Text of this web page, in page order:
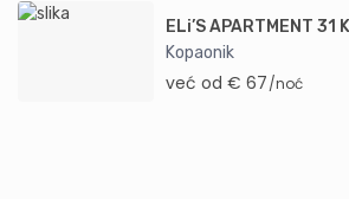
ELi’S APARTMENT 31
Kopaonik
već od € 67/noć